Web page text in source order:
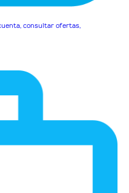
consultar ofertas,